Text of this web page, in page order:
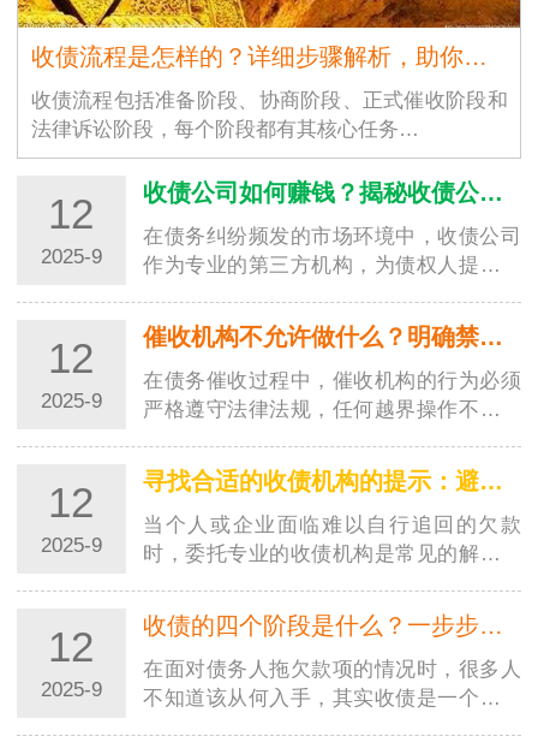
收债流程是怎样的？详细步骤解析，助你高效追回欠款
收债流程包括准备阶段、协商阶段、正式催收阶段和
法律诉讼阶段，每个阶段都有其核心任务…
12
2025-9
收债公司如何赚钱？揭秘收债公司的盈利模式
在债务纠纷频发的市场环境中，收债公司
作为专业的第三方机构，为债权人提供欠
说，收债公司如何赚钱是一个充满好奇的
问题。其实，收债公司的盈…
12
2025-9
催收机构不允许做什么？明确禁区，避免踩坑
在债务催收过程中，催收机构的行为必须
严格遵守法律法规，任何越界操作不仅会
陷入法律纠纷。了解催收机构不允许做的
事，既能帮助债务人维护…
12
2025-9
寻找合适的收债机构的提示：避开陷阱，选对专业帮手
当个人或企业面临难以自行追回的欠款
时，委托专业的收债机构是常见的解决方
不当，可能不仅追不回欠款，还会陷入法
律纠纷或遭受二次损失。因…
12
2025-9
收债的四个阶段是什么？一步步教你合法高效追回欠款
在面对债务人拖欠款项的情况时，很多人
不知道该从何入手，其实收债是一个有章